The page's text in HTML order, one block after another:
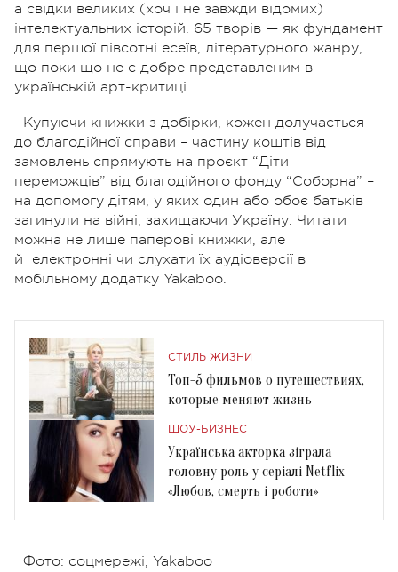
а свідки великих (хоч і не завжди відомих)
інтелектуальних історій. 65 творів — як фундамент
для першої півсотні есеїв, літературного жанру,
що поки що не є добре представленим в
українській арт-критиці.
Купуючи книжки з добірки, кожен долучається
до благодійної справи – частину коштів від
замовлень спрямують на проєкт “Діти
переможців” від благодійного фонду “Соборна” –
на допомогу дітям, у яких один або обоє батьків
загинули на війні, захищаючи Україну. Читати
можна не лише паперові книжки, але
й
електронні чи слухати їх аудіоверсії в
мобільному додатку Yakaboo.
СТИЛЬ ЖИЗНИ
Топ-5 фильмов о путешествиях,
которые меняют жизнь
ШОУ-БИЗНЕС
Українська акторка зіграла
головну роль у серіалі Netflix
«Любов, смерть і роботи»
Фото: соцмережі, Yakaboo